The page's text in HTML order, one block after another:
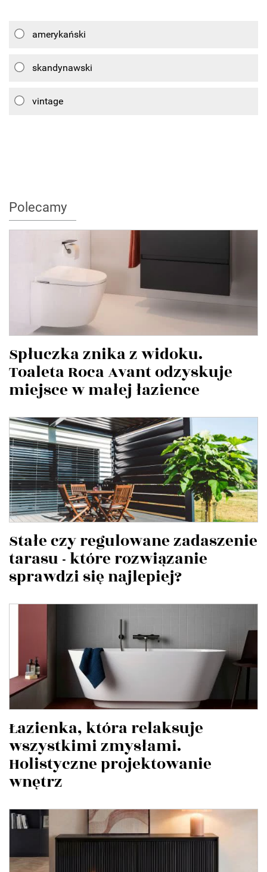
amerykański
skandynawski
vintage
Polecamy
Spłuczka znika z widoku.
Toaleta Roca Avant odzyskuje
miejsce w małej łazience
Stałe czy regulowane zadaszenie
tarasu - które rozwiązanie
sprawdzi się najlepiej?
Łazienka, która relaksuje
wszystkimi zmysłami.
Holistyczne projektowanie
wnętrz